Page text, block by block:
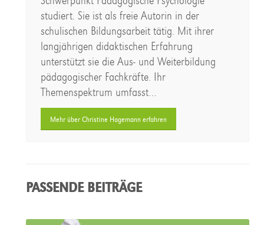
studiert. Sie ist als freie Autorin in der
schulischen Bildungsarbeit tätig. Mit ihrer
langjährigen didaktischen Erfahrung
unterstützt sie die Aus- und Weiterbildung
pädagogischer Fachkräfte. Ihr
Themenspektrum umfasst…
Mehr über Christine Hagemann erfahren
PASSENDE BEITRÄGE